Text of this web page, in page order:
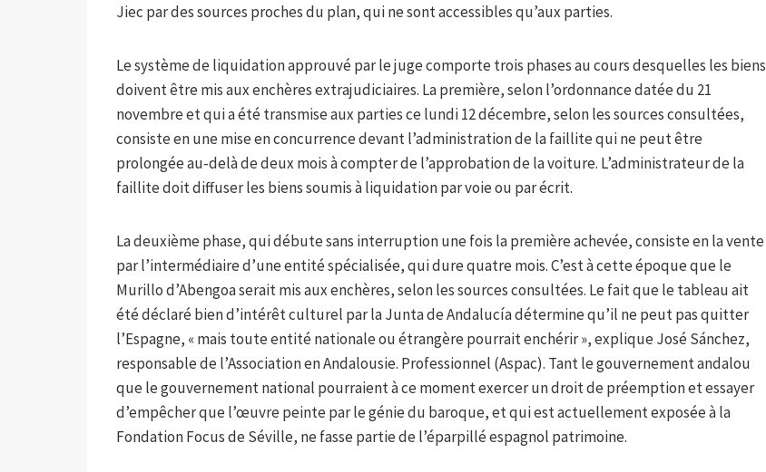
Jiec par des sources proches du plan, qui ne sont accessibles qu’aux parties.
Le système de liquidation approuvé par le juge comporte trois phases au cours desquelles les biens
doivent être mis aux enchères extrajudiciaires. La première, selon l’ordonnance datée du 21
novembre et qui a été transmise aux parties ce lundi 12 décembre, selon les sources consultées,
consiste en une mise en concurrence devant l’administration de la faillite qui ne peut être
prolongée au-delà de deux mois à compter de l’approbation de la voiture. L’administrateur de la
faillite doit diffuser les biens soumis à liquidation par voie ou par écrit.
La deuxième phase, qui débute sans interruption une fois la première achevée, consiste en la vente
par l’intermédiaire d’une entité spécialisée, qui dure quatre mois. C’est à cette époque que le
Murillo d’Abengoa serait mis aux enchères, selon les sources consultées. Le fait que le tableau ait
été déclaré bien d’intérêt culturel par la Junta de Andalucía détermine qu’il ne peut pas quitter
l’Espagne, « mais toute entité nationale ou étrangère pourrait enchérir », explique José Sánchez,
responsable de l’Association en Andalousie. Professionnel (Aspac). Tant le gouvernement andalou
que le gouvernement national pourraient à ce moment exercer un droit de préemption et essayer
d’empêcher que l’œuvre peinte par le génie du baroque, et qui est actuellement exposée à la
Fondation Focus de Séville, ne fasse partie de l’éparpillé espagnol patrimoine.